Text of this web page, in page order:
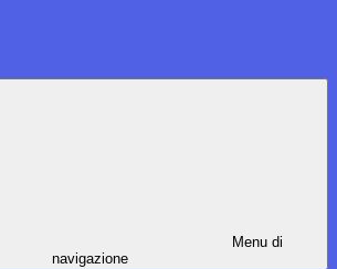
Menu di
navigazione